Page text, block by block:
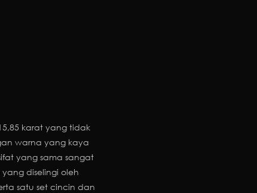
karat yang tidak
warna yang kaya
yang sama sangat
diselingi oleh
satu set cincin dan